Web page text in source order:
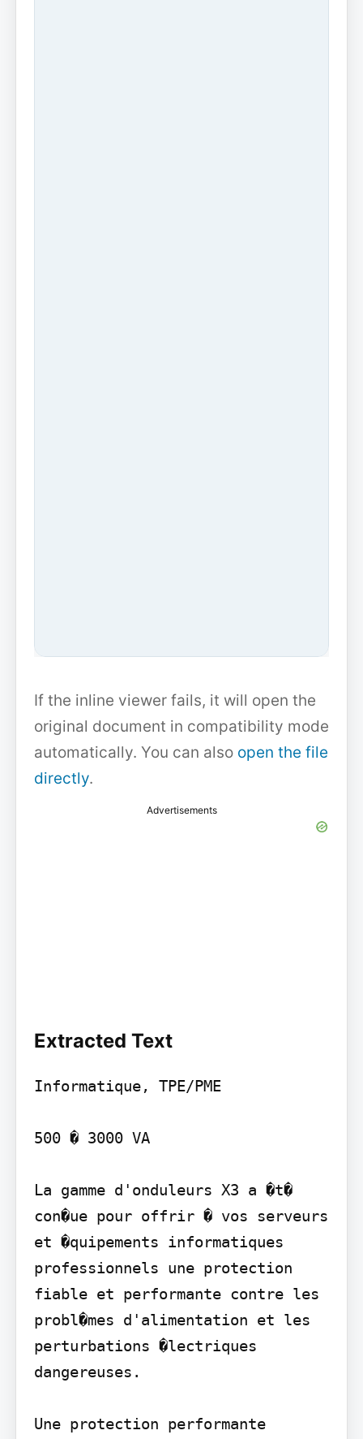
If the inline viewer fails, it will open the
original document in compatibility mode
automatically. You can also open the file
directly.
Advertisements
Extracted Text
Informatique, TPE/PME
500 � 3000 VA
La gamme d'onduleurs X3 a �t�
con�ue pour offrir � vos serveurs
et �quipements informatiques
professionnels une protection
fiable et performante contre les
probl�mes d'alimentation et les
perturbations �lectriques
dangereuses.
Une protection performante